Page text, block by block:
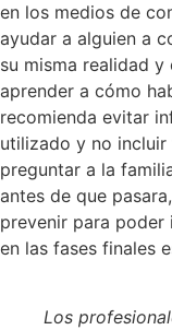
en los medios de
ayudar a alguien a
su misma realidad y
aprender a cómo
recomienda evitar
utilizado y no
preguntar a la
antes de que
prevenir para poder
en las fases finales
Los